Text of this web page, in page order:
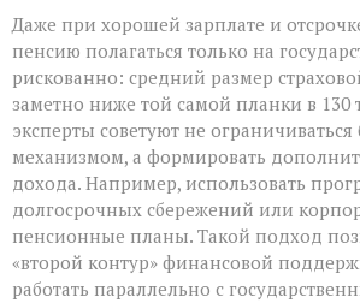
Даже при хорошей зарплате и
пенсию полагаться только на
рискованно: средний размер
заметно ниже той самой планки в 130
эксперты советуют не
механизмом, а формировать
дохода. Например, использовать
долгосрочных сбережений или
пенсионные планы. Такой подход
«второй контур» финансовой
работать параллельно с